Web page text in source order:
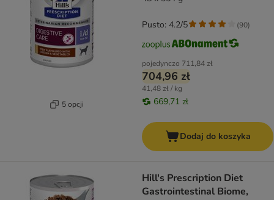
5 opcji
pojedynczo 711,84 zł
704,96 zł
41,48 zł / kg
669,71 zł
Pusto: 4.2/5 (90)
Dodaj do koszyka
Hill's Prescription Diet
Gastrointestinal Biome,